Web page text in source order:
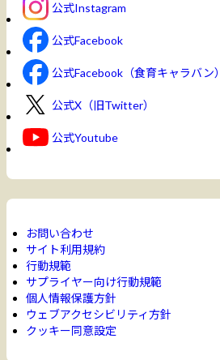
公式Instagram
公式Facebook
公式Facebook（食育キャラバン）
公式X（旧Twitter）
公式Youtube
お問い合わせ
サイト利用規約
行動規範
サプライヤー向け行動規範
個人情報保護方針
ウェブアクセシビリティ方針
クッキー同意設定